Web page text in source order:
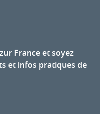
France et soyez
et infos pratiques de